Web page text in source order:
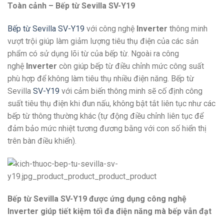
Toàn cảnh – Bếp từ Sevilla SV-Y19
Bếp từ Sevilla SV-Y19 với công nghệ Inverter thông minh
vượt trội giúp làm giảm lượng tiêu thụ điện của các sản
phẩm có sử dụng lõi từ của bếp từ. Ngoài ra công
nghệ Inverter còn giúp bếp từ điều chỉnh mức công suất
phù hợp để không làm tiêu thụ nhiều điện năng. Bếp từ
Sevilla SV-Y19 với cảm biến thông minh sẽ cố định công
suất tiêu thụ điện khi đun nấu, không bật tắt liên tục như các
bếp từ thông thường khác (tự động điều chỉnh liên tục để
đảm bảo mức nhiệt tương đương bằng với con số hiển thị
trên bàn điều khiển).
Bếp từ Sevilla SV-Y19 được ứng dụng công nghệ
Inverter giúp tiết kiệm tối đa điện năng mà bếp vẫn đạt